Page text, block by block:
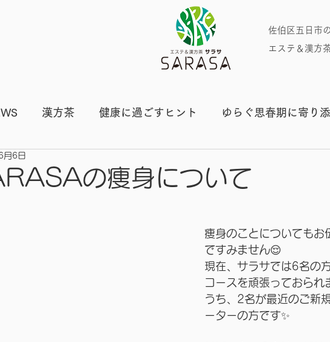
佐伯区五日市
エステ＆漢方
漢方茶 健康に過ごすヒント ゆらぐ思春期に寄り
ー
の痩身について
月6日
痩身のことについてもお
ですみません😌
現在、サラサでは6名の
コースを頑張っておられ
うち、2名が最近のご新
ーターの方です✨